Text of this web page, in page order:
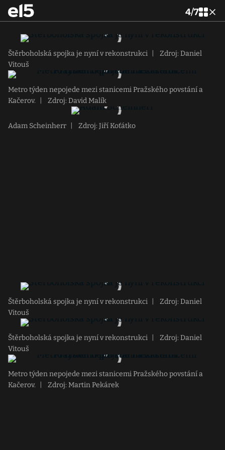
4/7
Štěrboholská spojka je nyní v rekonstrukci
Zdroj: Daniel
Vitouš
Metro týden nepojede mezi stanicemi Pražského povstání a
Kačerov.
Zdroj: David Malík
Adam Scheinherr Zdroj: Jiří Koťátko
Štěrboholská spojka je nyní v rekonstrukci
Zdroj: Daniel
Vitouš
Štěrboholská spojka je nyní v rekonstrukci
Zdroj: Daniel
Vitouš
Metro týden nepojede mezi stanicemi Pražského povstání a
Kačerov.
Zdroj: Martin Pekárek